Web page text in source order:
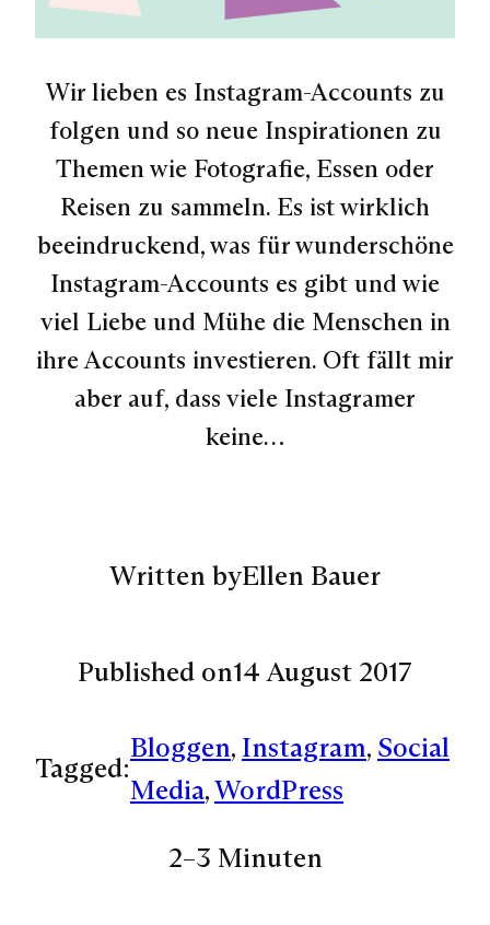
Wir lieben es Instagram-Accounts zu
folgen und so neue Inspirationen zu
Themen wie Fotografie, Essen oder
Reisen zu sammeln. Es ist wirklich
beeindruckend, was für wunderschöne
Instagram-Accounts es gibt und wie
viel Liebe und Mühe die Menschen in
ihre Accounts investieren. Oft fällt mir
aber auf, dass viele Instagramer
keine…
Written byEllen Bauer
Published on14 August 2017
Tagged:
Bloggen, Instagram, Social
Media, WordPress
2–3 Minuten